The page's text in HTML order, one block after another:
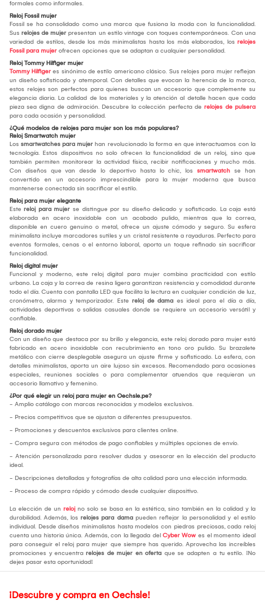
formales como informales.
Reloj Fossil mujer
Fossil se ha consolidado como una marca que fusiona la moda con la funcionalidad.
Sus relojes de mujer presentan un estilo vintage con toques contemporáneos. Con una
variedad de estilos, desde los más minimalistas hasta los más elaborados, los relojes
Fossil para mujer ofrecen opciones que se adaptan a cualquier personalidad.
Reloj Tommy Hilfiger mujer
Tommy Hilfiger es sinónimo de estilo americano clásico. Sus relojes para mujer reflejan
un diseño sofisticado y atemporal. Con detalles que evocan la herencia de la marca,
estos relojes son perfectos para quienes buscan un accesorio que complemente su
elegancia diaria. La calidad de los materiales y la atención al detalle hacen que cada
pieza sea digna de admiración. Descubre la colección perfecta de relojes de pulsera
para cada ocasión y personalidad.
¿Qué modelos de relojes para mujer son los más populares?
Reloj Smartwatch mujer
Los smartwatches para mujer han revolucionado la forma en que interactuamos con la
tecnología. Estos dispositivos no solo ofrecen la funcionalidad de un reloj, sino que
también permiten monitorear la actividad física, recibir notificaciones y mucho más.
Con diseños que van desde lo deportivo hasta lo chic, los smartwatch se han
convertido en un accesorio imprescindible para la mujer moderna que busca
mantenerse conectada sin sacrificar el estilo.
Reloj para mujer elegante
Este reloj para mujer se distingue por su diseño delicado y sofisticado. La caja está
elaborada en acero inoxidable con un acabado pulido, mientras que la correa,
disponible en cuero genuino o metal, ofrece un ajuste cómodo y seguro. Su esfera
minimalista incluye marcadores sutiles y un cristal resistente a rayaduras. Perfecto para
eventos formales, cenas o el entorno laboral, aporta un toque refinado sin sacrificar
funcionalidad.
Reloj digital mujer
Funcional y moderno, este reloj digital para mujer combina practicidad con estilo
urbano. La caja y la correa de resina ligera garantizan resistencia y comodidad durante
todo el día. Cuenta con pantalla LED que facilita la lectura en cualquier condición de luz,
cronómetro, alarma y temporizador. Este reloj de dama es ideal para el día a día,
actividades deportivas o salidas casuales donde se requiere un accesorio versátil y
confiable.
Reloj dorado mujer
Con un diseño que destaca por su brillo y elegancia, este reloj dorado para mujer está
fabricado en acero inoxidable con recubrimiento en tono oro pulido. Su brazalete
metálico con cierre desplegable asegura un ajuste firme y sofisticado. La esfera, con
detalles minimalistas, aporta un aire lujoso sin excesos. Recomendado para ocasiones
especiales, reuniones sociales o para complementar atuendos que requieran un
accesorio llamativo y femenino.
¿Por qué elegir un reloj para mujer en Oechsle.pe?
- Amplio catálogo con marcas reconocidas y modelos exclusivos.
- Precios competitivos que se ajustan a diferentes presupuestos.
- Promociones y descuentos exclusivos para clientes online.
- Compra segura con métodos de pago confiables y múltiples opciones de envío.
- Atención personalizada para resolver dudas y asesorar en la elección del producto
ideal.
- Descripciones detalladas y fotografías de alta calidad para una elección informada.
- Proceso de compra rápido y cómodo desde cualquier dispositivo.
La elección de un relojno solo se basa en la estética, sino también en la calidad y la
durabilidad. Además, los relojes para dama pueden reflejar la personalidad y el estilo
individual. Desde diseños minimalistas hasta modelos con piedras preciosas, cada reloj
cuenta una historia única. Además, con la llegada del Cyber Wow es el momento ideal
para conseguir el reloj para mujer que siempre has querido. Aprovecha las increíbles
promociones y encuentra relojes de mujer en oferta que se adapten a tu estilo. ¡No
dejes pasar esta oportunidad!
¡Descubre y compra en Oechsle!